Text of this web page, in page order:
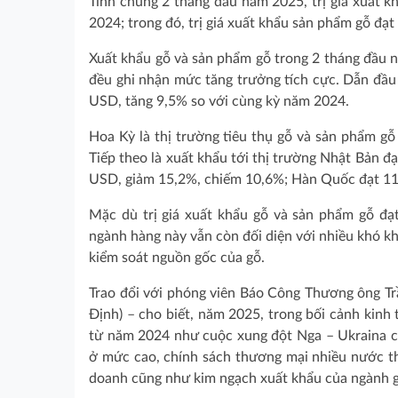
2024; trong đó, trị giá xuất khẩu sản phẩm gỗ
Xuất khẩu gỗ và sản phẩm gỗ trong 2 tháng
đều ghi nhận mức tăng trưởng tích cực. Dẫn
USD, tăng 9,5% so với cùng kỳ năm 2024.
Hoa Kỳ là thị trường tiêu thụ gỗ và sản phẩm
Tiếp theo là xuất khẩu tới thị trường Nhật Bản
USD, giảm 15,2%, chiếm 10,6%; Hàn Quốc đạt
Mặc dù trị giá xuất khẩu gỗ và sản phẩm gỗ
ngành hàng này vẫn còn đối diện với nhiều khó
kiểm soát nguồn gốc của gỗ.
Trao đổi với phóng viên Báo Công Thương ông
Định) – cho biết, năm 2025, trong bối cảnh kinh
từ năm 2024 như cuộc xung đột Nga – Ukraina
ở mức cao, chính sách thương mại nhiều nước
doanh cũng như kim ngạch xuất khẩu của ngành